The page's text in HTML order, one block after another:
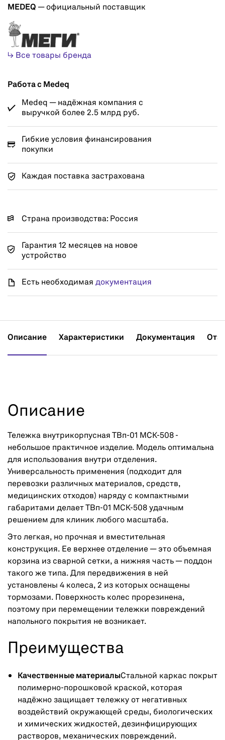
MEDEQ — официальный поставщик
↳ Все товары бренда
Работа с Medeq
Medeq — надёжная компания с
выручкой более 2.5 млрд руб.
Гибкие условия финансирования
покупки
Каждая поставка застрахована
Страна производства: Россия
Гарантия 12 месяцев на новое
устройство
Есть необходимая документация
Описание Характеристики Документация
Описание
Тележка внутрикорпусная ТВп-01 МСК-508 -
небольшое практичное изделие. Модель оптимальна
для использования внутри отделения.
Универсальность применения (подходит для
перевозки различных материалов, средств,
медицинских отходов) наряду с компактными
габаритами делает ТВп-01 МСК-508 удачным
решением для клиник любого масштаба.
Это легкая, но прочная и вместительная
конструкция. Ее верхнее отделение — это объемная
корзина из сварной сетки, а нижняя часть — поддон
такого же типа. Для передвижения в ней
установлены 4 колеса, 2 из которых оснащены
тормозами. Поверхность колес прорезинена,
поэтому при перемещении тележки повреждений
напольного покрытия не возникает.
Преимущества
Качественные материалыСтальной каркас покрыт
полимерно-порошковой краской, которая
надёжно защищает тележку от негативных
воздействий окружающей среды, биологических
и химических жидкостей, дезинфицирующих
растворов, механических повреждений.